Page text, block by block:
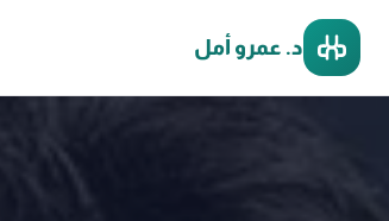
د. عمرو أمل